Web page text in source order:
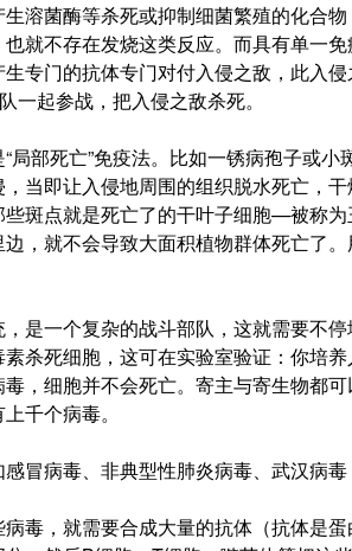
溶菌酶等杀死或抑制细菌繁殖的化合
就不存在发烧这类反应。而具有单一
专门的抗体专门对付入侵之敌，此入
一起参战，把入侵之敌杀死。
局部死亡”免疫法。比如一锈病孢子或
当即让入侵地周围的组织脱水死亡，
斑点就是死亡了的干叶子细胞—被称
，就不会导致大面积植物群体死亡了。
是一个复杂的战斗部队，这就需要不
杀死细胞，这可在实验室验证：你培
，细胞并不会死亡。寄主与寄生物都
千个病毒。
冒病毒、非典型性肺炎病毒、武汉病毒
毒，就需要合成大量的抗体（抗体是